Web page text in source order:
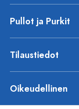
Pullot ja Purkit
Tilaustiedot
Oikeudellinen